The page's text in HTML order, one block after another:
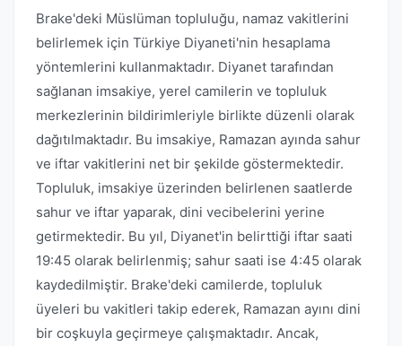
Brake'deki Müslüman topluluğu, namaz vakitlerini
belirlemek için Türkiye Diyaneti'nin hesaplama
yöntemlerini kullanmaktadır. Diyanet tarafından
sağlanan imsakiye, yerel camilerin ve topluluk
merkezlerinin bildirimleriyle birlikte düzenli olarak
dağıtılmaktadır. Bu imsakiye, Ramazan ayında sahur
ve iftar vakitlerini net bir şekilde göstermektedir.
Topluluk, imsakiye üzerinden belirlenen saatlerde
sahur ve iftar yaparak, dini vecibelerini yerine
getirmektedir. Bu yıl, Diyanet'in belirttiği iftar saati
19:45 olarak belirlenmiş; sahur saati ise 4:45 olarak
kaydedilmiştir. Brake'deki camilerde, topluluk
üyeleri bu vakitleri takip ederek, Ramazan ayını dini
bir coşkuyla geçirmeye çalışmaktadır. Ancak,